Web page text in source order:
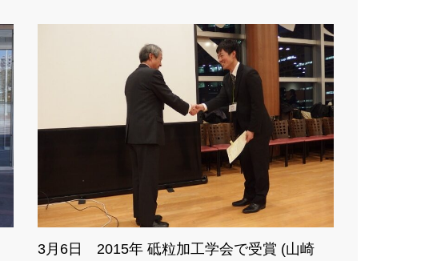
3月6日 2015年 砥粒加工学会で受賞 (山崎